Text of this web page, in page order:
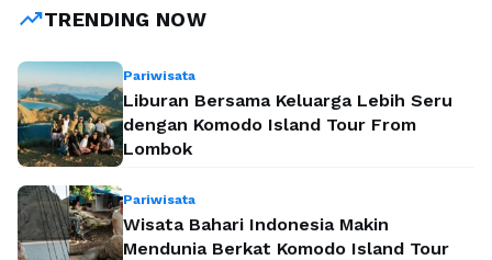
krusial karena dapat …Baca Selengkapnya
trending_upTRENDING NOW
Pariwisata
Liburan Bersama Keluarga Lebih Seru
dengan Komodo Island Tour From
Lombok
Pariwisata
Wisata Bahari Indonesia Makin
Mendunia Berkat Komodo Island Tour